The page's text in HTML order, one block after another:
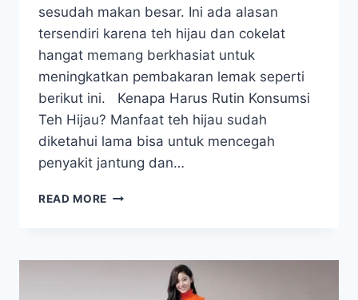
sesudah makan besar. Ini ada alasan
tersendiri karena teh hijau dan cokelat
hangat memang berkhasiat untuk
meningkatkan pembakaran lemak seperti
berikut ini. Kenapa Harus Rutin Konsumsi
Teh Hijau? Manfaat teh hijau sudah
diketahui lama bisa untuk mencegah
penyakit jantung dan…
READ MORE KENAPA
TEH